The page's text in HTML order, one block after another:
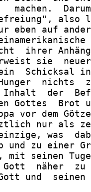
machen.
also
eben auf
ihrer
sie
Schicksal
nichts
der
Gottes  Brot
vor dem
nur als
was
und zu einer
mit seinen
näher
und